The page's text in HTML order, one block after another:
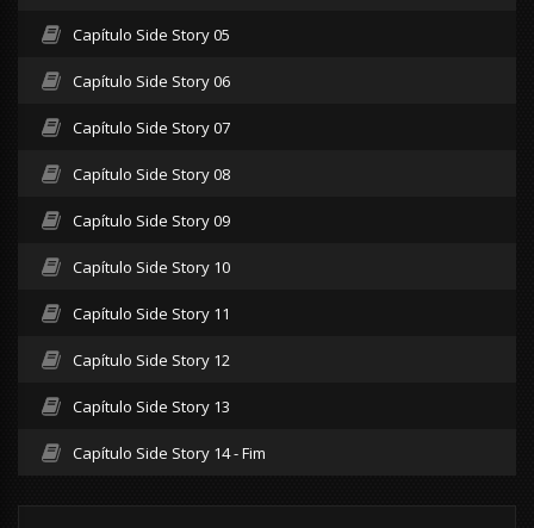
Capítulo Side Story 05
Capítulo Side Story 06
Capítulo Side Story 07
Capítulo Side Story 08
Capítulo Side Story 09
Capítulo Side Story 10
Capítulo Side Story 11
Capítulo Side Story 12
Capítulo Side Story 13
Capítulo Side Story 14 - Fim